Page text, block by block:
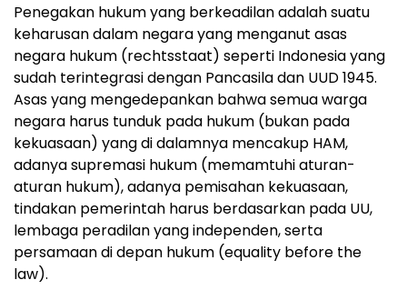
Penegakan hukum yang berkeadilan adalah suatu
keharusan dalam negara yang menganut asas
negara hukum (rechtsstaat) seperti Indonesia yang
sudah terintegrasi dengan Pancasila dan UUD 1945.
Asas yang mengedepankan bahwa semua warga
negara harus tunduk pada hukum (bukan pada
kekuasaan) yang di dalamnya mencakup HAM,
adanya supremasi hukum (memamtuhi aturan-
aturan hukum), adanya pemisahan kekuasaan,
tindakan pemerintah harus berdasarkan pada UU,
lembaga peradilan yang independen, serta
persamaan di depan hukum (equality before the
law).